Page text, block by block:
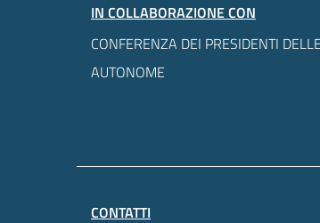
IN COLLABORAZIONE CON
CONFERENZA DEI PRESIDENTI
AUTONOME
CONTATTI